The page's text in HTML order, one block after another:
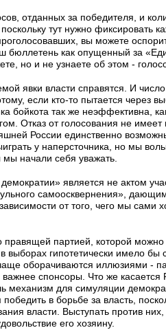
отданных за победителя, и
тут нужно фиксировать
вы можете
бюллетень как опущенный за
но и не узнаете об этом -
явки власти справятся. И
если кто-то пытается через
бойкота так же неэффективна,
Отказ от голосования не
России единственно
у наперсточника, но мы
начали себя уважать.
является не актом
самоосквернения»,
от того, чего мы
партией, которой можно
выборах гипотетически имело
оборачиваются иллюзиями -
спонсоры. Что же
механизм для симуляции
в борьбе за власть,
власти. Выступать против них,
его хозяину.